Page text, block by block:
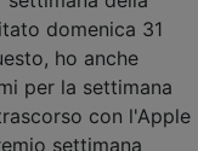
domenica 31
ho anche
per la settimana
con l'Apple
settimana